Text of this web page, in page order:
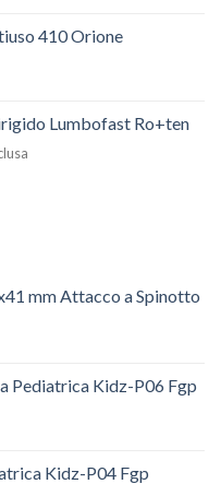
410 Orione
Lumbofast Ro+ten
mm Attacco a Spinotto
Pediatrica Kidz-P06 Fgp
Kidz-P04 Fgp